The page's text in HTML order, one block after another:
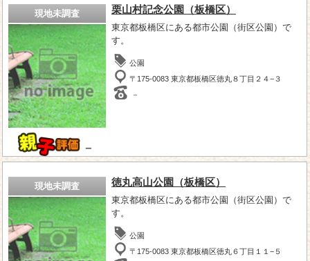
現地未調査
－
栗山村記念公園（板橋区）
東京都板橋区にある都市公園（街区公園）で
す。
公園
〒175-0083 東京都板橋区徳丸８丁目２４−３
－
現地未調査 徳丸高山公園（板橋区）
東京都板橋区にある都市公園（街区公園）で
す。
公園
〒175-0083 東京都板橋区徳丸６丁目１１−５